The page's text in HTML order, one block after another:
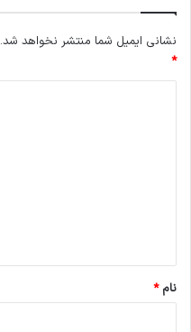
نشانی ایمیل شما منتشر نخواهد شد.
*
نام*